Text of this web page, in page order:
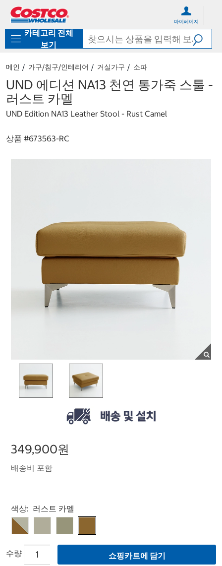
로
기
가
마이페이지
카테고리 전체
보기
메인 가구/침구/인테리어 거실가구 소파
UND 에디션 NA13 천연 통가죽 스툴 -
러스트 카멜
UND Edition NA13 Leather Stool - Rust Camel
상품 #673563-RC
349,900원
배송비 포함
Select product
색상: 러스트 카멜
수량 쇼핑카트에 담기